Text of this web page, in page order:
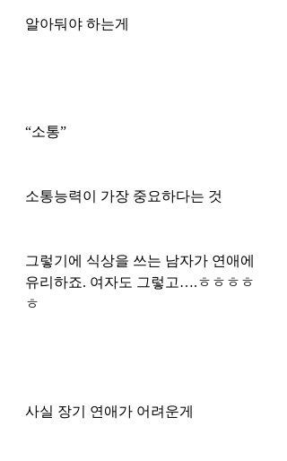
알아둬야 하는게
“소통”
소통능력이 가장 중요하다는 것
그렇기에 식상을 쓰는 남자가 연애에
유리하죠. 여자도 그렇고….ㅎㅎㅎㅎ
ㅎ
사실 장기 연애가 어려운게